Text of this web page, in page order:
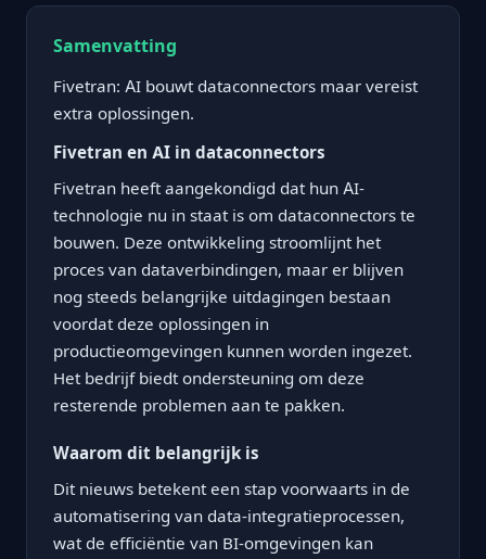
Samenvatting
Fivetran: AI bouwt dataconnectors maar vereist
extra oplossingen.
Fivetran en AI in dataconnectors
Fivetran heeft aangekondigd dat hun AI-
technologie nu in staat is om dataconnectors te
bouwen. Deze ontwikkeling stroomlijnt het
proces van dataverbindingen, maar er blijven
nog steeds belangrijke uitdagingen bestaan
voordat deze oplossingen in
productieomgevingen kunnen worden ingezet.
Het bedrijf biedt ondersteuning om deze
resterende problemen aan te pakken.
Waarom dit belangrijk is
Dit nieuws betekent een stap voorwaarts in de
automatisering van data-integratieprocessen,
wat de efficiëntie van BI-omgevingen kan